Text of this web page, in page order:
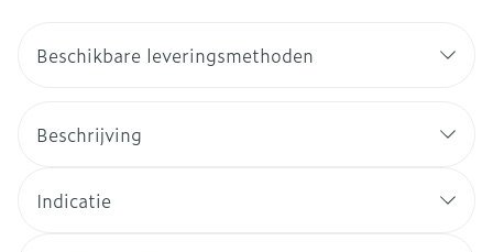
Beschikbare leveringsmethoden
Beschrijving
Indicatie